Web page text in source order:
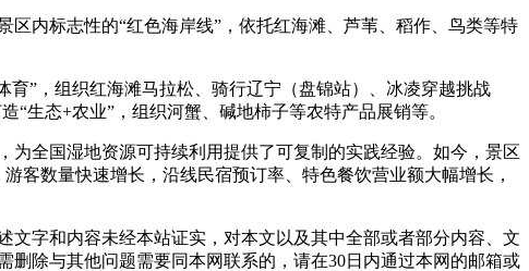
标志性的“红色海岸线”，依托红海滩、芦苇、稻作、鸟类等特
，组织红海滩马拉松、骑行辽宁（盘锦站）、冰凌穿越挑战
生态+农业”，组织河蟹、碱地柿子等农特产品展销等。
国湿地资源可持续利用提供了可复制的实践经验。如今，景区
客数量快速增长，沿线民宿预订率、特色餐饮营业额大幅增长，
字和内容未经本站证实，对本文以及其中全部或者部分内容、文
除与其他问题需要同本网联系的，请在30日内通过本网的邮箱或